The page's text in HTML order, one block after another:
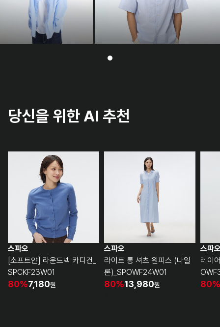
당신을 위한 AI 추천
스파오
[소프트얀] 라운드넥 카디건_
SPCKF23W01
7,180원
80%
스파오
라이트 롱 셔츠 원피스 (나일
론)_SPOWF24W01
13,980원
80%
스파
레이
80%